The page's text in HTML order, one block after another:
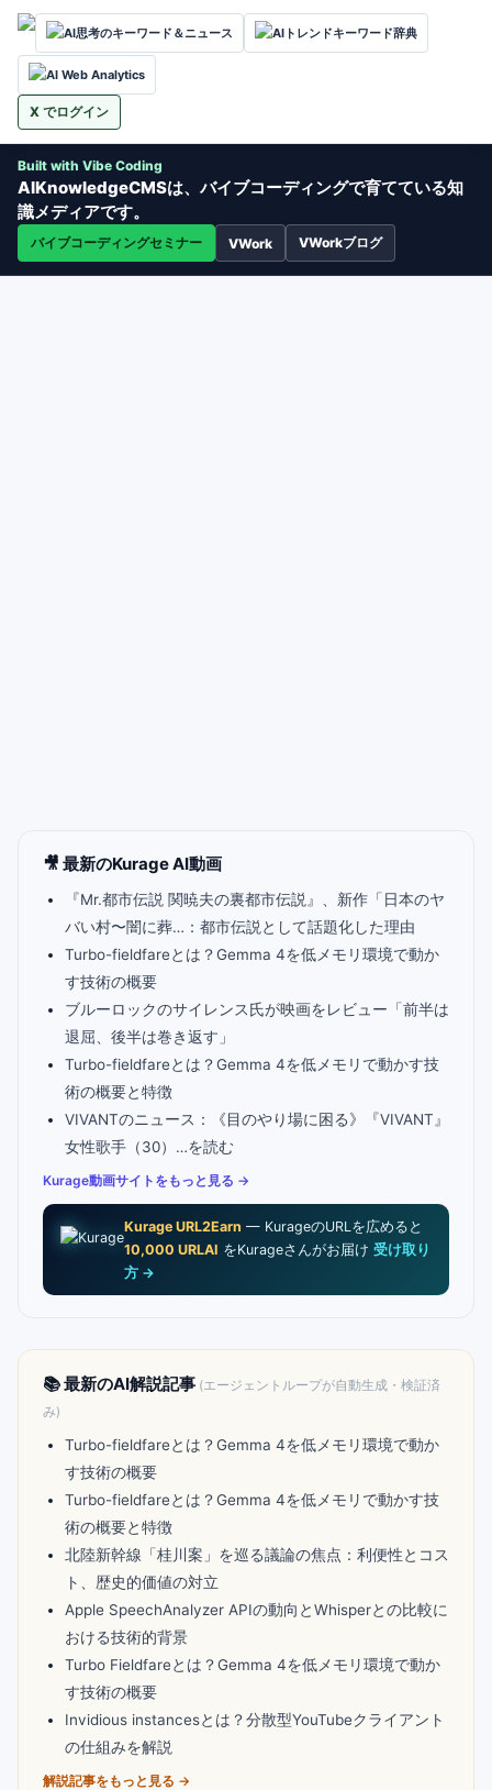
AI思考のキーワード＆ニュース AIトレンドキーワード辞典
AI Web Analytics
X でログイン
Built with Vibe Coding
AIKnowledgeCMSは、バイブコーディングで育てている知
識メディアです。
バイブコーディングセミナー VWork VWorkブログ
🎥 最新のKurage AI動画
『Mr.都市伝説 関暁夫の裏都市伝説』、新作「日本のヤ
バい村〜闇に葬…：都市伝説として話題化した理由
Turbo-fieldfareとは？Gemma 4を低メモリ環境で動か
す技術の概要
ブルーロックのサイレンス氏が映画をレビュー「前半は
退屈、後半は巻き返す」
Turbo-fieldfareとは？Gemma 4を低メモリで動かす技
術の概要と特徴
VIVANTのニュース：《目のやり場に困る》『VIVANT』
女性歌手（30）…を読む
Kurage動画サイトをもっと見る →
Kurage URL2Earn — KurageのURLを広めると
10,000 URLAI をKurageさんがお届け 受け取り
方 →
📚 最新のAI解説記事 (エージェントループが自動生成・検証済
み)
Turbo-fieldfareとは？Gemma 4を低メモリ環境で動か
す技術の概要
Turbo-fieldfareとは？Gemma 4を低メモリで動かす技
術の概要と特徴
北陸新幹線「桂川案」を巡る議論の焦点：利便性とコス
ト、歴史的価値の対立
Apple SpeechAnalyzer APIの動向とWhisperとの比較に
おける技術的背景
Turbo Fieldfareとは？Gemma 4を低メモリ環境で動か
す技術の概要
Invidious instancesとは？分散型YouTubeクライアント
の仕組みを解説
解説記事をもっと見る →